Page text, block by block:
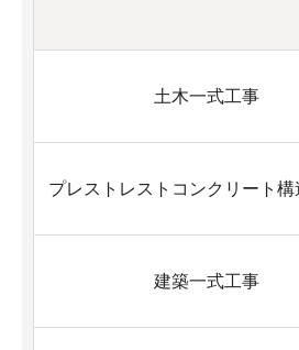
土木一式工事
プレストレストコンクリート
建築一式工事